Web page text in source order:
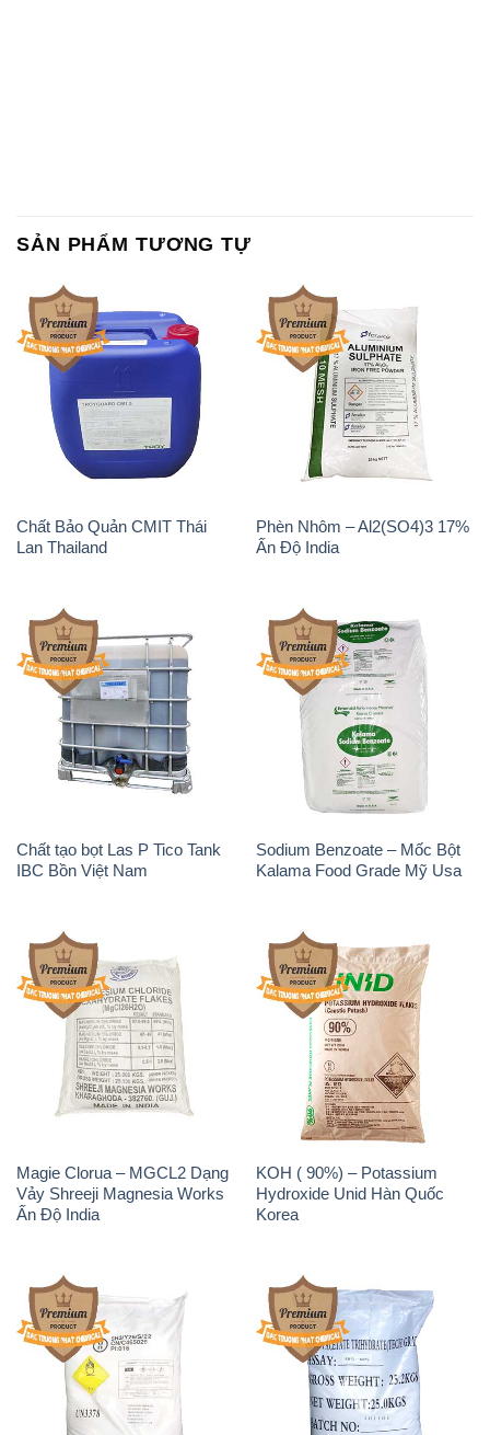
SẢN PHẨM TƯƠNG TỰ
Chất Bảo Quản CMIT Thái
Lan Thailand
Phèn Nhôm – Al2(SO4)3 17%
Ấn Độ India
Chất tạo bọt Las P Tico Tank
IBC Bồn Việt Nam
Sodium Benzoate – Mốc Bột
Kalama Food Grade Mỹ Usa
Magie Clorua – MGCL2 Dạng
Vảy Shreeji Magnesia Works
Ấn Độ India
KOH ( 90%) – Potassium
Hydroxide Unid Hàn Quốc
Korea